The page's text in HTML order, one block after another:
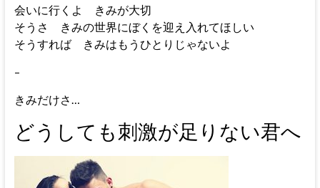
会いに行くよ きみが大切
そうさ きみの世界にぼくを迎え入れてほしい
そうすれば きみはもうひとりじゃないよ
–
きみだけさ…
どうしても刺激が足りない君へ